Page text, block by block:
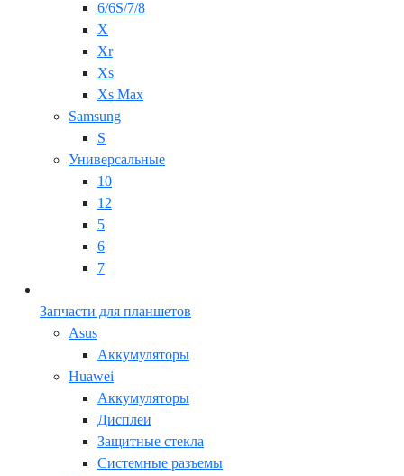
6/6S/7/8
X
Xr
Xs
Xs Max
Samsung
S
Универсальные
10
12
5
6
7
Запчасти для планшетов
Asus
Аккумуляторы
Huawei
Аккумуляторы
Дисплеи
Защитные стекла
Системные разъемы